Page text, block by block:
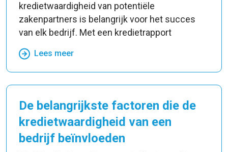
kredietwaardigheid van potentiële
zakenpartners is belangrijk voor het succes
van elk bedrijf. Met een kredietrapport
Lees meer
De belangrijkste factoren die de
kredietwaardigheid van een
bedrijf beïnvloeden